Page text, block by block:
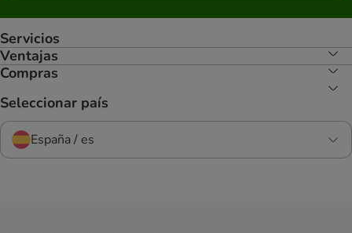
Servicios
Ventajas
Compras
Seleccionar país
España / es